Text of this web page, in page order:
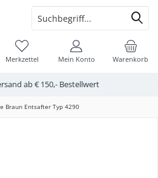
ab € 150,- Bestellwert
Warenkorb
Merkzettel Mein Konto
Braun Entsafter Typ 4290